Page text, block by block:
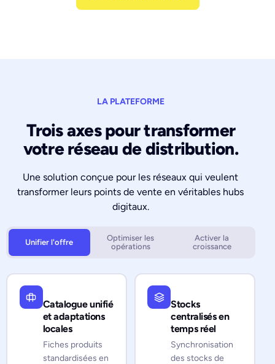
LA PLATEFORME
Trois axes pour transformer
votre réseau de distribution.
Une solution conçue pour les réseaux qui veulent
transformer leurs points de vente en véritables hubs
digitaux.
Unifier l'offre
Optimiser les
opérations
Activer la
croissance
Catalogue unifié
et adaptations
locales
Fiches produits
standardisées en
Stocks
centralisés en
temps réel
Synchronisation
des stocks de